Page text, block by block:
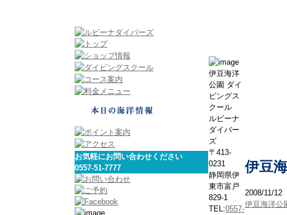
お気軽にお問い合わせください
0557-51-7777
伊豆
2008/11/12
伊豆海洋公
伊豆海洋
公園 ダイ
ビングス
クール
ルビーナ
ダイバー
ズ
〒413-
0231
静岡県伊
東市富戸
829-1
TEL:0557-